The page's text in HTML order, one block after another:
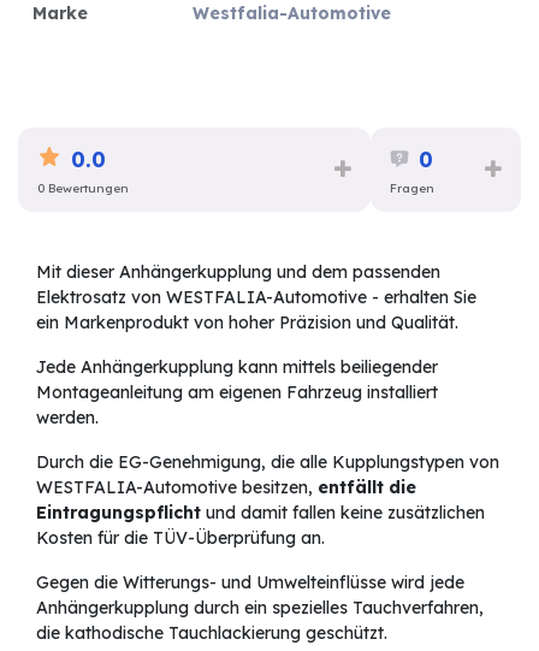
Marke
Westfalia-Automotive
0.0
0 Bewertungen
0
Fragen
Mit dieser Anhängerkupplung und dem passenden
Elektrosatz von WESTFALIA-Automotive - erhalten Sie
ein Markenprodukt von hoher Präzision und Qualität.
Jede Anhängerkupplung kann mittels beiliegender
Montageanleitung am eigenen Fahrzeug installiert
werden.
Durch die EG-Genehmigung, die alle Kupplungstypen von
WESTFALIA-Automotive besitzen, entfällt die
Eintragungspflicht und damit fallen keine zusätzlichen
Kosten für die TÜV-Überprüfung an.
Gegen die Witterungs- und Umwelteinflüsse wird jede
Anhängerkupplung durch ein spezielles Tauchverfahren,
die kathodische Tauchlackierung geschützt.